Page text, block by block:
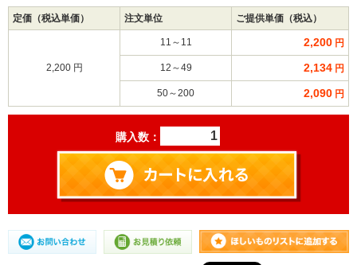
定価（税込単価） 注文単位 ご提供単価（税込）
2,200 円
11～11 2,200 円
12～49 2,134 円
50～200 2,090 円
購入数：